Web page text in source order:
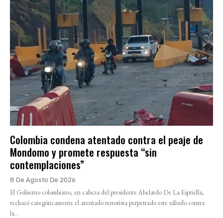
Colombia condena atentado contra el peaje de
Mondomo y promete respuesta “sin
contemplaciones”
8 De Agosto De 2026
El Gobierno colombiano, en cabeza del presidente Abelardo De La Espriella,
rechazó categóricamente el atentado terrorista perpetrado este sábado contra
la...